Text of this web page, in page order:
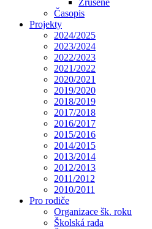
Zrušené
Časopis
Projekty
2024/2025
2023/2024
2022/2023
2021/2022
2020/2021
2019/2020
2018/2019
2017/2018
2016/2017
2015/2016
2014/2015
2013/2014
2012/2013
2011/2012
2010/2011
Pro rodiče
Organizace šk. roku
Školská rada